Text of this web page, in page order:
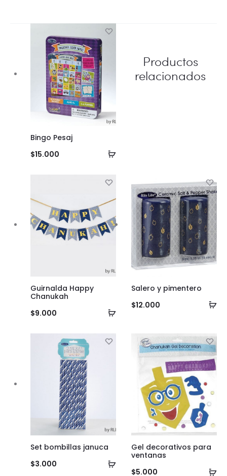
Añadir
carrito
Bingo Pesaj
$15.000
Productos
relacionados
Añadir
carrito
Guirnalda Happy
Chanukah
$9.000
Salero y pimentero
$12.000
Añadir
Set bombillas januca
$3.000
Gel decorativos para
ventanas
$5.000